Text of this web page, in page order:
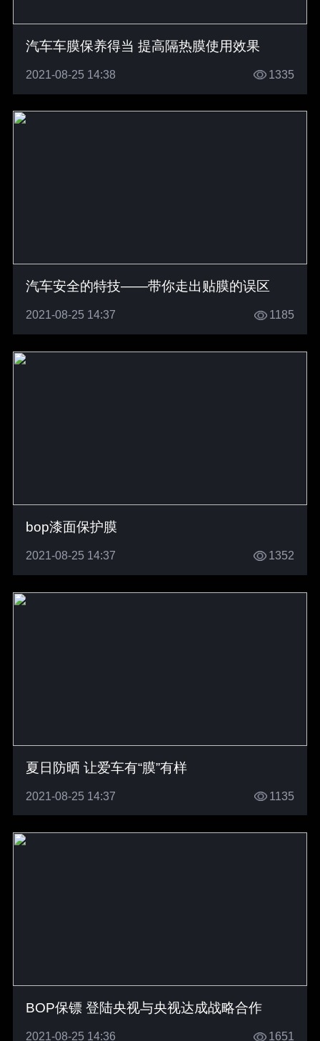
汽车车膜保养得当 提高隔热膜使用效果
2021-08-25 14:38 1335
汽车安全的特技——带你走出贴膜的误区
2021-08-25 14:37 1185
bop漆面保护膜
2021-08-25 14:37 1352
夏日防晒 让爱车有“膜”有样
2021-08-25 14:37 1135
BOP保镖 登陆央视与央视达成战略合作
2021-08-25 14:36 1651